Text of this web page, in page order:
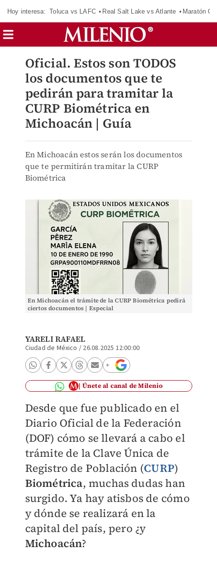
Hoy interesa: Toluca vs LAFC Real Salt Lake vs Atlante Maratón
Oficial. Estos son TODOS
los documentos que te
pedirán para tramitar la
CURP Biométrica en
Michoacán | Guía
En Michoacán estos serán los documentos
que te permitirán tramitar la CURP
Biométrica
En Michoacán el trámite de la CURP Biométrica pedirá
ciertos documentos | Especial
YARELI RAFAEL
Ciudad de México / 26.08.2025 12:00:00
Únete al canal de Milenio
Desde que fue publicado en el
Diario Oficial de la Federación
(DOF) cómo se llevará a cabo el
trámite de la Clave Única de
Registro de Población (CURP)
Biométrica, muchas dudas han
surgido. Ya hay atisbos de cómo
y dónde se realizará en la
capital del país, pero ¿y
Michoacán?